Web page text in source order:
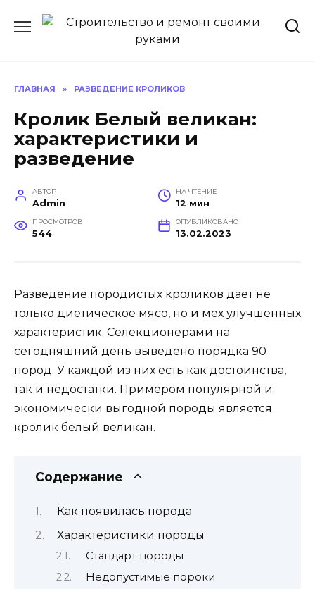
ГЛАВНАЯ » РАЗВЕДЕНИЕ КРОЛИКОВ
Кролик Белый великан:
характеристики и
разведение
АВТОР
Admin
НА ЧТЕНИЕ
12 мин
ПРОСМОТРОВ
544
ОПУБЛИКОВАНО
13.02.2023
Разведение породистых кроликов дает не
только диетическое мясо, но и мех улучшенных
характеристик. Селекционерами на
сегодняшний день выведено порядка 90
пород. У каждой из них есть как достоинства,
так и недостатки. Примером популярной и
экономически выгодной породы является
кролик белый великан.
Содержание
Как появилась порода
Характеристики породы
Стандарт породы
Недопустимые пороки